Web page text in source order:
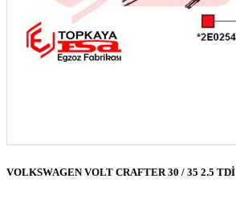
VOLKSWAGEN VOLT CRAFTER 30 / 35 2.5